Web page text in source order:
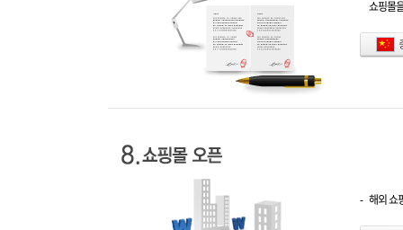
쇼핑몰
- 해외 쇼